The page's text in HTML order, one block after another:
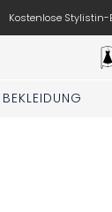
Kostenlose
BEKLEIDUNG